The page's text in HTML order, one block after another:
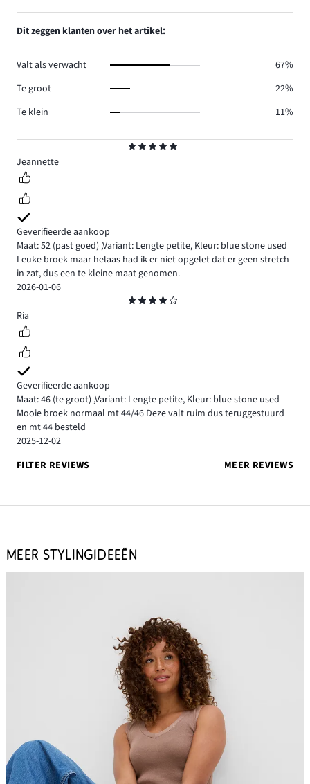
5
Jeannette
Geverifieerde aankoop
Maat: 52 (past goed) ,Variant: Lengte petite, Kleur: blue stone used
Leuke broek maar helaas had ik er niet opgelet dat er geen stretch
in zat, dus een te kleine maat genomen.
2026-01-06
4
Ria
Geverifieerde aankoop
Maat: 46 (te groot) ,Variant: Lengte petite, Kleur: blue stone used
Mooie broek normaal mt 44/46 Deze valt ruim dus teruggestuurd
en mt 44 besteld
2025-12-02
FILTER REVIEWS
MEER REVIEWS
1.
1,
aantal
reviews
Dit zeggen klanten over het artikel:
Valt als verwacht
67%
Te groot
22%
Te klein
11%
MEER STYLINGIDEEËN